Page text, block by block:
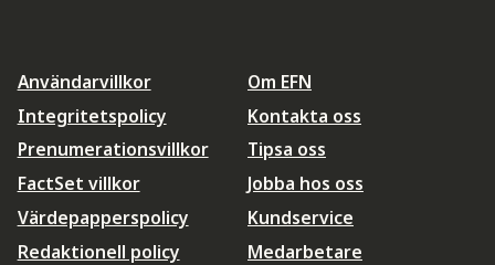
Användarvillkor
Integritetspolicy
Prenumerationsvillkor
FactSet villkor
Värdepapperspolicy
Redaktionell policy
Om EFN
Kontakta oss
Tipsa oss
Jobba hos oss
Kundservice
Medarbetare